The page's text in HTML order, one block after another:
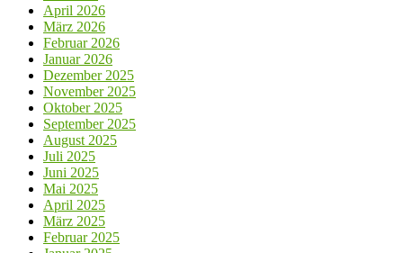
April 2026
März 2026
Februar 2026
Januar 2026
Dezember 2025
November 2025
Oktober 2025
September 2025
August 2025
Juli 2025
Juni 2025
Mai 2025
April 2025
März 2025
Februar 2025